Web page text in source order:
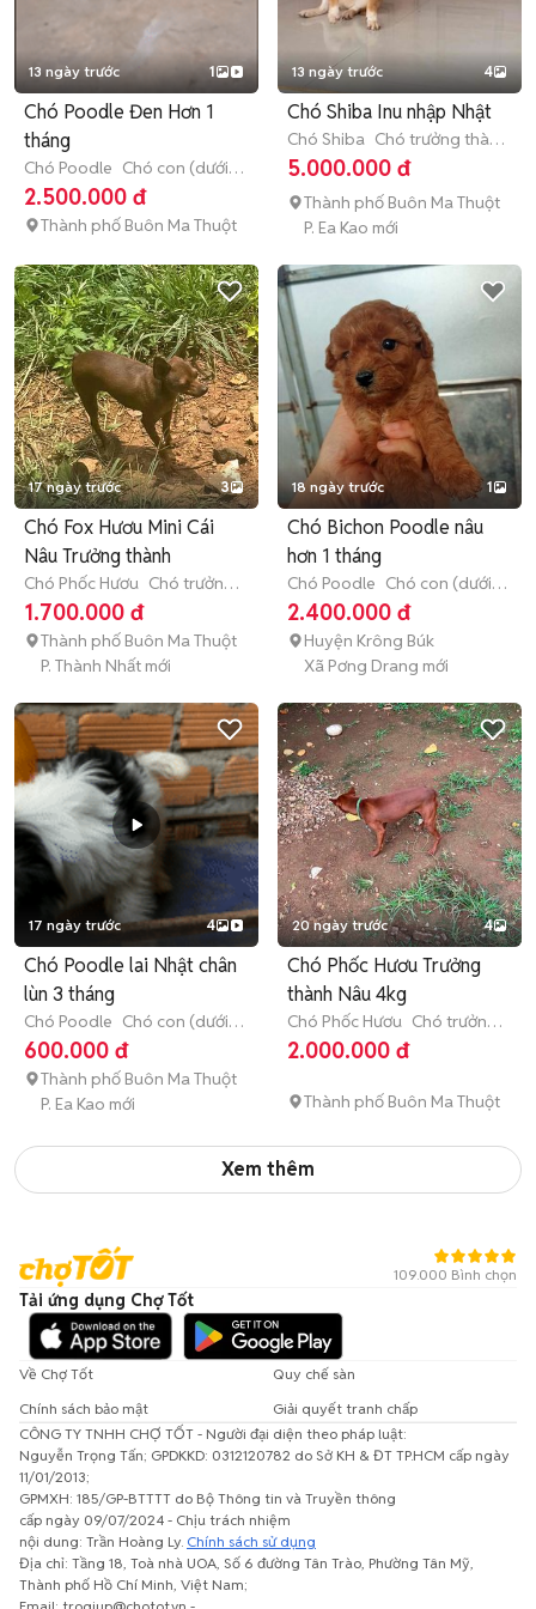
13 ngày trước 1
Chó Poodle Đen Hơn 1
tháng
Chó Poodle Chó con (dưới 3
tháng tuổi)
2.500.000 đ
Thành phố Buôn Ma Thuột
13 ngày trước 4
Chó Shiba Inu nhập Nhật
Chó Shiba Chó trưởng thành
(hơn 1 tuổi)
5.000.000 đ
Thành phố Buôn Ma Thuột
P. Ea Kao mới
17 ngày trước 3
Chó Fox Hươu Mini Cái
Nâu Trưởng thành
Chó Phốc Hươu Chó trưởng
thành (hơn 1 tuổi)
1.700.000 đ
Thành phố Buôn Ma Thuột
P. Thành Nhất mới
18 ngày trước 1
Chó Bichon Poodle nâu
hơn 1 tháng
Chó Poodle Chó con (dưới 3
tháng tuổi)
2.400.000 đ
Huyện Krông Búk
Xã Pơng Drang mới
17 ngày trước 4
Chó Poodle lai Nhật chân
lùn 3 tháng
Chó Poodle Chó con (dưới 3
tháng tuổi)
600.000 đ
Thành phố Buôn Ma Thuột
P. Ea Kao mới
20 ngày trước 4
Chó Phốc Hươu Trưởng
thành Nâu 4kg
Chó Phốc Hươu Chó trưởng
thành (hơn 1 tuổi)
2.000.000 đ
Thành phố Buôn Ma Thuột
Xem thêm
109.000 Bình chọn
Tải ứng dụng Chợ Tốt
Về Chợ Tốt
Quy chế sàn
Chính sách bảo mật
Giải quyết tranh chấp
CÔNG TY TNHH CHỢ TỐT - Người đại diện theo pháp luật:
Nguyễn Trọng Tấn; GPDKKD: 0312120782 do Sở KH & ĐT TP.HCM cấp ngày
11/01/2013;
GPMXH: 185/GP-BTTTT do Bộ Thông tin và Truyền thông
cấp ngày 09/07/2024 - Chịu trách nhiệm
nội dung: Trần Hoàng Ly. Chính sách sử dụng
Địa chỉ: Tầng 18, Toà nhà UOA, Số 6 đường Tân Trào, Phường Tân Mỹ,
Thành phố Hồ Chí Minh, Việt Nam;